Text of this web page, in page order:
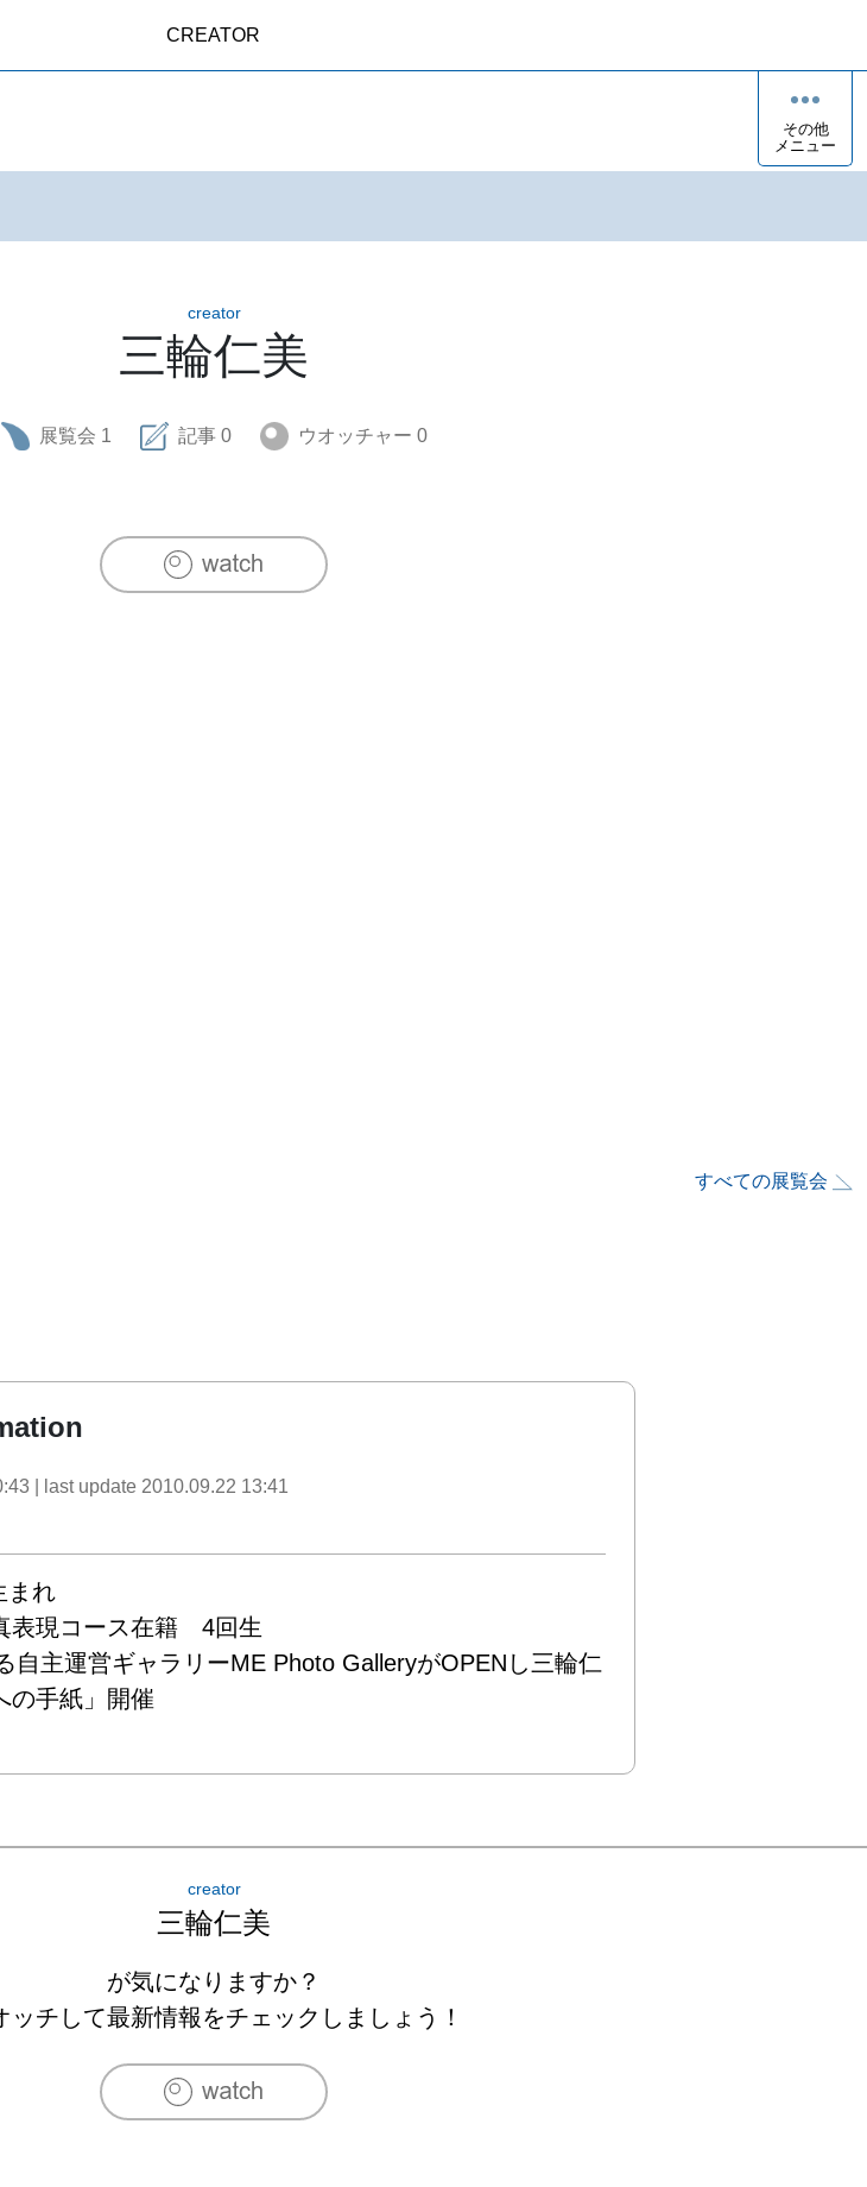
CREATOR
その他
メニュー
creator
三輪仁美
展覧会 1 記事 0 ウオッチャー 0
すべての展覧会
| last update 2010.09.22 13:41
まれ
表現コース在籍　4回生
自主運営ギャラリーME Photo GalleryがOPENし三輪仁
の手紙」開催
creator
三輪仁美
が気になりますか？
ッチして最新情報をチェックしましょう！